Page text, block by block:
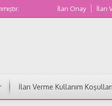
İlan Onay İlan
İlan Verme Kullanım